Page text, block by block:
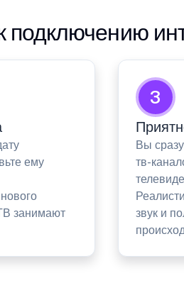
подключению
ему
занимают
3
Вы
тв-
звук и